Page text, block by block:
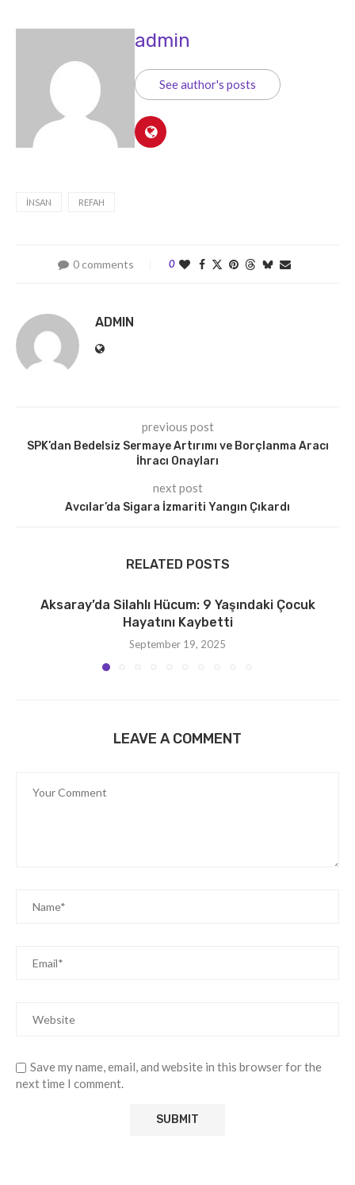
admin
See author's posts
İNSAN REFAH
0 comments 0
ADMIN
previous post
SPK’dan Bedelsiz Sermaye Artırımı ve Borçlanma Aracı
İhracı Onayları
next post
Avcılar’da Sigara İzmariti Yangın Çıkardı
RELATED POSTS
Aksaray’da Silahlı Hücum: 9 Yaşındaki Çocuk
Hayatını Kaybetti
September 19, 2025
LEAVE A COMMENT
Save my name, email, and website in this browser for the
next time I comment.